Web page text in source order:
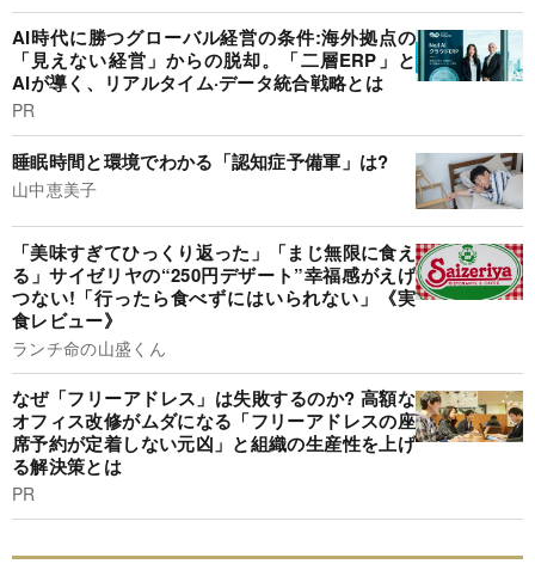
AI時代に勝つグローバル経営の条件:海外拠点の
「見えない経営」からの脱却。「二層ERP」と
AIが導く、リアルタイム·データ統合戦略とは
PR
睡眠時間と環境でわかる「認知症予備軍」は?
山中恵美子
「美味すぎてひっくり返った」「まじ無限に食え
る」サイゼリヤの“250円デザート”幸福感がえげ
つない!「行ったら食べずにはいられない」《実
食レビュー》
ランチ命の山盛くん
なぜ「フリーアドレス」は失敗するのか? 高額な
オフィス改修がムダになる「フリーアドレスの座
席予約が定着しない元凶」と組織の生産性を上げ
る解決策とは
PR